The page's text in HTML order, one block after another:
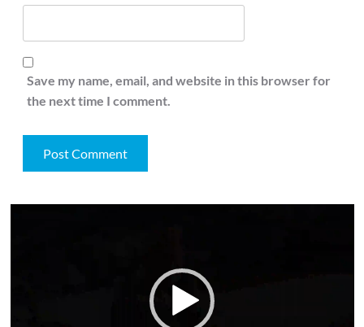
Save my name, email, and website in this browser for
the next time I comment.